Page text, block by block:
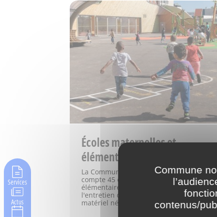
Services
Actus
Écoles maternelles et
élémentaires
La Commune nouvelle de Saint-Denis
compte 45 écoles maternelles et 44
élémentaires. La Ville a en charge
l'entretien des bâtiments, fournit le
matériel nécessaire…
Commune
contenus/